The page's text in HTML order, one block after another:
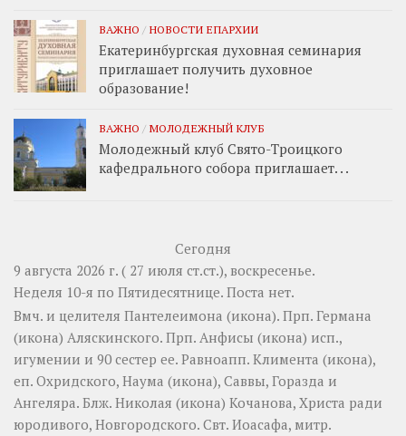
ВАЖНО / НОВОСТИ ЕПАРХИИ
Екатеринбургская духовная семинария
приглашает получить духовное
образование!
ВАЖНО / МОЛОДЕЖНЫЙ КЛУБ
Молодежный клуб Свято-Троицкого
кафедрального собора приглашает. . .
Сегодня
9 августа 2026 г. ( 27 июля ст.ст.), воскресенье.
Неделя 10-я по Пятидесятнице. Поста нет.
Вмч. и целителя Пантелеимона (икона). Прп. Германа
(икона) Аляскинского. Прп. Анфисы (икона) исп.,
игумении и 90 сестер ее. Равноапп. Климента (икона),
еп. Охридского, Наума (икона), Саввы, Горазда и
Ангеляра. Блж. Николая (икона) Кочанова, Христа ради
юродивого, Новгородского. Свт. Иоасафа, митр.